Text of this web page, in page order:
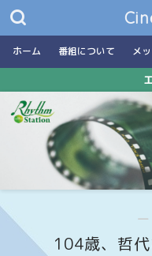
ホーム 番組について メ
―
104歳、哲